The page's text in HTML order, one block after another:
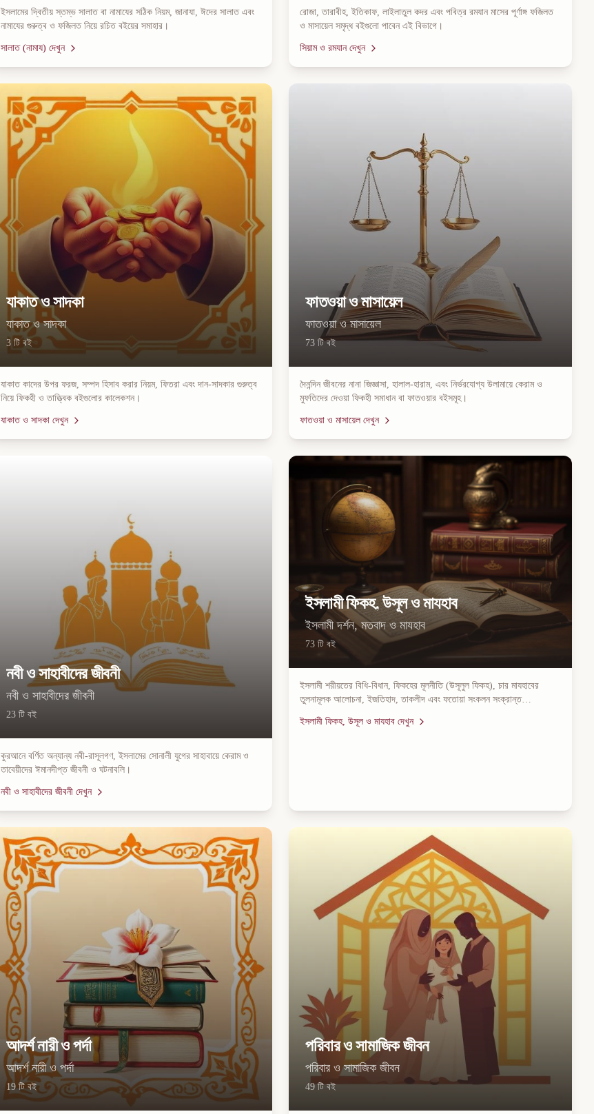
ইসলামের দ্বিতীয় স্তম্ভ সালাত বা নামাযের সঠিক নিয়ম, জানাযা, ঈদের সালাত এবং
নামাযের গুরুত্ব ও ফজিলত নিয়ে রচিত বইয়ের সমাহার।
সালাত (নামায) দেখুন
রোজা, তারাবীহ, ইতিকাফ, লাইলাতুল কদর এবং পবিত্র রমযান মাসের পূর্ণাঙ্গ ফজিলত
ও মাসায়েল সমৃদ্ধ বইগুলো পাবেন এই বিভাগে।
সিয়াম ও রমযানদেখুন
যাকাত ও সাদকা
যাকাত ও সাদকা
3টি বই
যাকাত কাদের উপর ফরজ, সম্পদ হিসাব করার নিয়ম, ফিতরা এবং দান-সাদকার গুরুত্ব
নিয়ে ফিকহী ও তাত্ত্বিক বইগুলোর কালেকশন।
যাকাত ও সাদকাদেখুন
ফাতওয়া ও মাসায়েল
ফাতওয়া ও মাসায়েল
73 টি বই
দৈনন্দিন জীবনের নানা জিজ্ঞাসা, হালাল-হারাম, এবং নির্ভরযোগ্য উলামায়ে কেরাম ও
মুফতিদের দেওয়া ফিকহী সমাধান বা ফাতওয়ার বইসমূহ।
ফাতওয়া ও মাসায়েল দেখুন
নবী ও সাহাবীদের জীবনী
নবী ও সাহাবীদের জীবনী
23টি বই
কুরআনে বর্ণিত অন্যান্য নবী-রাসূলগণ, ইসলামের সোনালী যুগের সাহাবায়ে কেরাম ও
তাবেয়ীদের ঈমানদীপ্ত জীবনী ও ঘটনাবলি।
নবী ও সাহাবীদের জীবনীদেখুন
ইসলামী ফিকহ, উসূল ও মাযহাব
ইসলামী দর্শন, মতবাদ ও মাযহাব
73 টি বই
ইসলামী শরীয়তের বিধি-বিধান, ফিকহের মূলনীতি (উসূলুল ফিকহ), চার মাযহাবের
তুলনামূলক আলোচনা, ইজতিহাদ, তাকলীদ এবং ফতোয়া সংকলন সংক্রান্ত
আলোচনা, মাসআলা-মাসায়েল এবং আধুনিক যুগের ফিকহী সমস্যার সমাধান পাওয়া
ইসলামী ফিকহ, উসূল ও মাযহাব দেখুন
আদর্শ নারী ও পর্দা
আদর্শ নারী ও পর্দা
19টি বই
পরিবার ও সামাজিক জীবন
পরিবার ও সামাজিক জীবন
49টি বই